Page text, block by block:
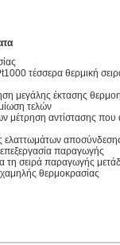
τέσσερα θερμική
μεγάλης έκτασης
τελών
μέτρηση αντίστασης που
ελαττωμάτων
παραγωγής
τη σειρά παραγωγής
θερμοκρασίας